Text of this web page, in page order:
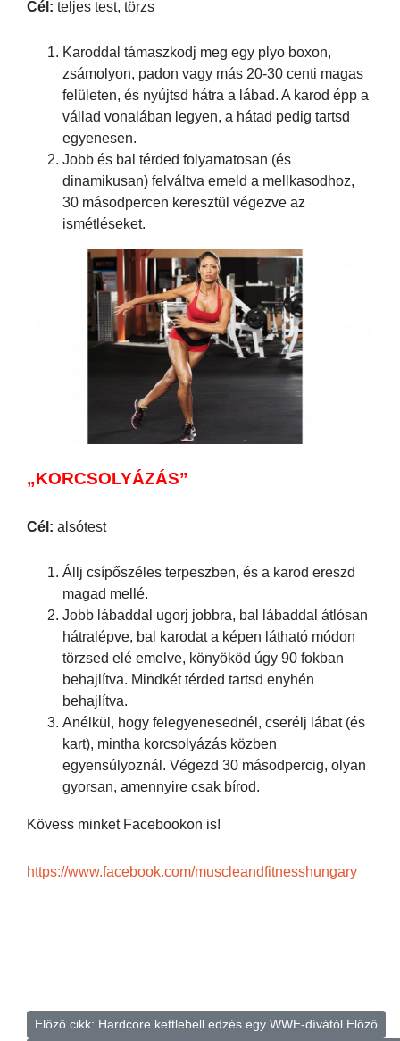
Cél: teljes test, törzs
Karoddal támaszkodj meg egy plyo boxon,
zsámolyon, padon vagy más 20-30 centi magas
felületen, és nyújtsd hátra a lábad. A karod épp a
vállad vonalában legyen, a hátad pedig tartsd
egyenesen.
Jobb és bal térded folyamatosan (és
dinamikusan) felváltva emeld a mellkasodhoz,
30 másodpercen keresztül végezve az
ismétléseket.
„KORCSOLYÁZÁS”
Cél: alsótest
Állj csípőszéles terpeszben, és a karod ereszd
magad mellé.
Jobb lábaddal ugorj jobbra, bal lábaddal átlósan
hátralépve, bal karodat a képen látható módon
törzsed elé emelve, könyököd úgy 90 fokban
behajlítva. Mindkét térded tartsd enyhén
behajlítva.
Anélkül, hogy felegyenesednél, cserélj lábat (és
kart), mintha korcsolyázás közben
egyensúlyoznál. Végezd 30 másodpercig, olyan
gyorsan, amennyire csak bírod.
Kövess minket Facebookon is!
https://www.facebook.com/muscleandfitnesshungary
Előző cikk: Hardcore kettlebell edzés egy WWE-dívától Előző